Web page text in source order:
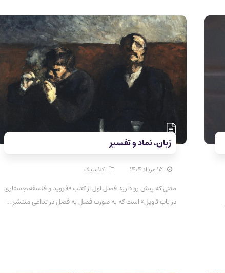
زبان، نماد و تفسیر
۱۵ مرداد ۱۴۰۴ کلاسیک
متنی که پیش رو دارید فصل اول از کتاب «فروید و فلسفه،جستاری
در باب تاویل» است که به صورت فصل به فصل در تداعی منتشر…